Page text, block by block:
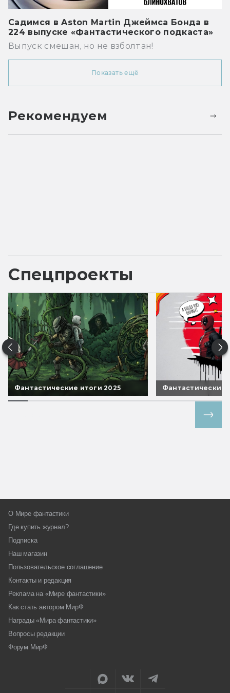
Садимся в Aston Martin Джеймса Бонда в
224 выпуске «Фантастического подкаста»
Выпуск смешан, но не взболтан!
Показать ещё
Рекомендуем
Спецпроекты
Фантастические итоги 2025 Фантастические
О Мире фантастики
Где купить журнал?
Подписка
Наш магазин
Пользовательское соглашение
Контакты и редакция
Реклама на «Мире фантастики»
Как стать автором МирФ
Награды «Мира фантастики»
Вопросы редакции
Форум МирФ